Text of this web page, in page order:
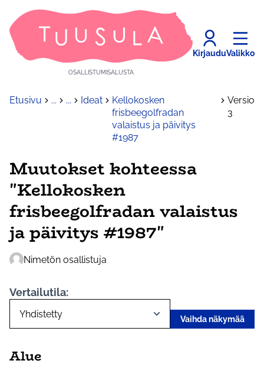
OSALLISTUMISALUSTA
KirjauduValikko
Etusivu ... ... Ideat
Kellokosken
frisbeegolfradan
valaistus ja päivitys
#1987
Versio
3
Muutokset kohteessa
"Kellokosken
frisbeegolfradan valaistus
ja päivitys #1987"
Nimetön osallistuja
Vertailutila:
Vaihda näkymää
Alue